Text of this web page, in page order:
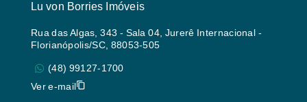
Lu von Borries Imóveis
Rua das Algas, 343 - Sala 04, Jurerê Internacional -
Florianópolis/SC, 88053-505
(48) 99127-1700
Ver e-mail